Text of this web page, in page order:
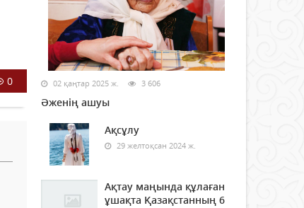
0 02 қаңтар 2025 ж. 3 606
Әженің ашуы
Ақсұлу
29 желтоқсан 2024 ж.
Ақтау маңында құлаған
ұшақта Қазақстанның 6